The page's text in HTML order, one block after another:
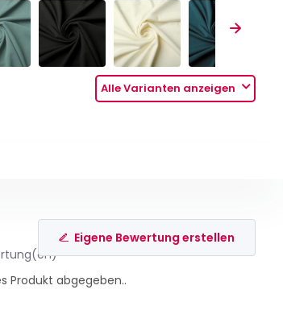
Alle Varianten anzeigen
Eigene Bewertung erstellen
Produkt abgegeben..